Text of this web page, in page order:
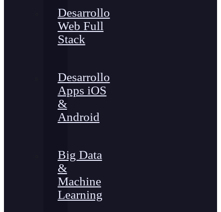
Desarrollo
Web Full
Stack
Desarrollo
Apps iOS
&
Android
Big Data
&
Machine
Learning